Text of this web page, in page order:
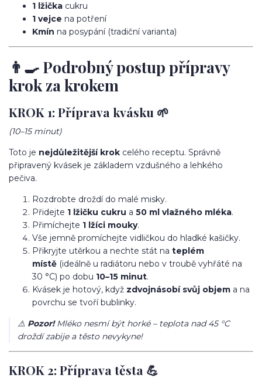
1 lžička cukru
1 vejce na potření
Kmín na posypání (tradiční varianta)
👨‍🍳 Podrobný postup přípravy
krok za krokem
KROK 1: Příprava kvásku 🌱
(10–15 minut)
Toto je nejdůležitější krok celého receptu. Správně
připravený kvásek je základem vzdušného a lehkého
pečiva.
Rozdrobte droždí do malé misky.
Přidejte 1 lžičku cukru a 50 ml vlažného mléka.
Přimíchejte 1 lžíci mouky.
Vše jemně promíchejte vidličkou do hladké kašičky.
Přikryjte utěrkou a nechte stát na teplém
místě (ideálně u radiátoru nebo v troubě vyhřáté na
30 °C) po dobu 10–15 minut.
Kvásek je hotový, když zdvojnásobí svůj objem a na
povrchu se tvoří bublinky.
⚠️ Pozor!Mléko nesmí být horké – teplota nad 45 °C
droždí zabije a těsto nevykyne!
KROK 2: Příprava těsta 💪